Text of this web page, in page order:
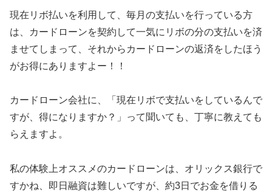
現在リボ払いを利用して、毎月の支払いを行っている方
は、カードローンを契約して一気にリボの分の支払いを済
ませてしまって、それからカードローンの返済をしたほう
がお得にありますよー！！
カードローン会社に、「現在リボで支払いをしているんで
すが、得になりますか？」って聞いても、丁寧に教えても
らえますよ。
私の体験上オススメのカードローンは、オリックス銀行で
すかね、即日融資は難しいですが、約3日でお金を借りる